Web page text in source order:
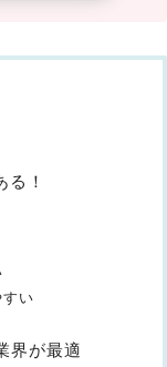
！
い
界が最適